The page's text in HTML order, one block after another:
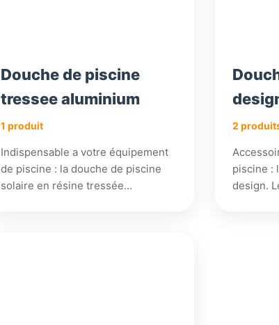
Douche de piscine
tressee aluminium
1 produit
Indispensable a votre équipement
de piscine : la douche de piscine
solaire en résine tressée…
2
piscine :
design.